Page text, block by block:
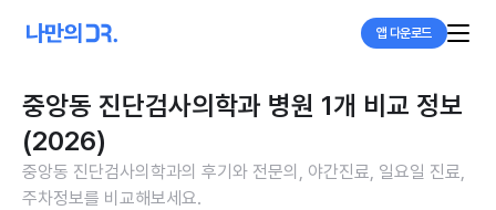
앱 다운로드
중앙동 진단검사의학과 병원 1개 비교 정보
(2026)
중앙동 진단검사의학과의 후기와 전문의, 야간진료, 일요일 진료,
주차정보를 비교해보세요.